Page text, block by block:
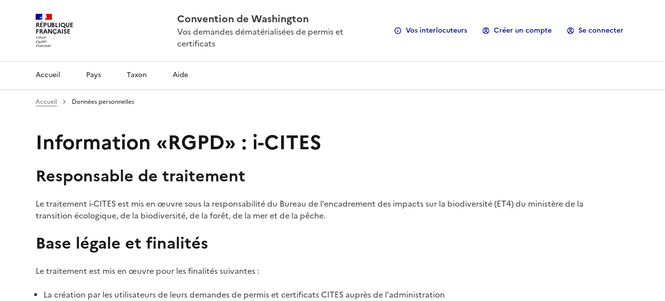
RÉPUBLIQUE
FRANÇAISE
Convention de Washington
Vos demandes dématérialisées de permis et
certificats
Vos interlocuteurs Créer un compte Se connecter
Accueil Pays Taxon Aide
Accueil Données personnelles
Information «RGPD» : i-CITES
Responsable de traitement
Le traitement i-CITES est mis en œuvre sous la responsabilité du Bureau de l'encadrement des impacts sur la biodiversité (ET4) du ministère de la
transition écologique, de la biodiversité, de la forêt, de la mer et de la pêche.
Base légale et finalités
Le traitement est mis en œuvre pour les finalités suivantes :
La création par les utilisateurs de leurs demandes de permis et certificats CITES auprès de l'administration